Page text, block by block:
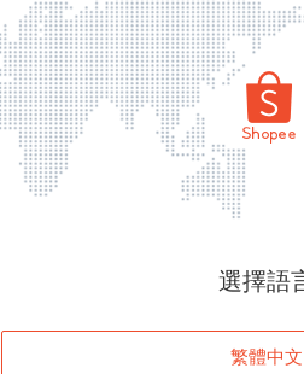
頁面無法顯
登入
選擇語
繁體中文